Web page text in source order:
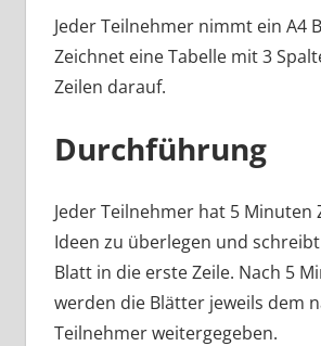
Jeder Teilnehmer nimmt ein A4
Zeichnet eine Tabelle mit 3
Zeilen darauf.
Durchführung
Jeder Teilnehmer hat 5 Minuten
Ideen zu überlegen und
Blatt in die erste Zeile. Nach 5
werden die Blätter jeweils dem
Teilnehmer weitergegeben.